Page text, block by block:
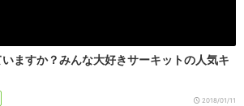
ますか？みんな大好きサーキットの人気キ
2018/01/11